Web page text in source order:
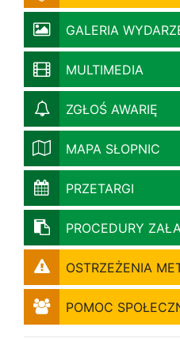
GALERIA
MULTIMEDIA
ZGŁOŚ AWARIĘ
MAPA SŁOPNIC
PRZETARGI
PROCEDURY
OSTRZEŻENIA
POMOC